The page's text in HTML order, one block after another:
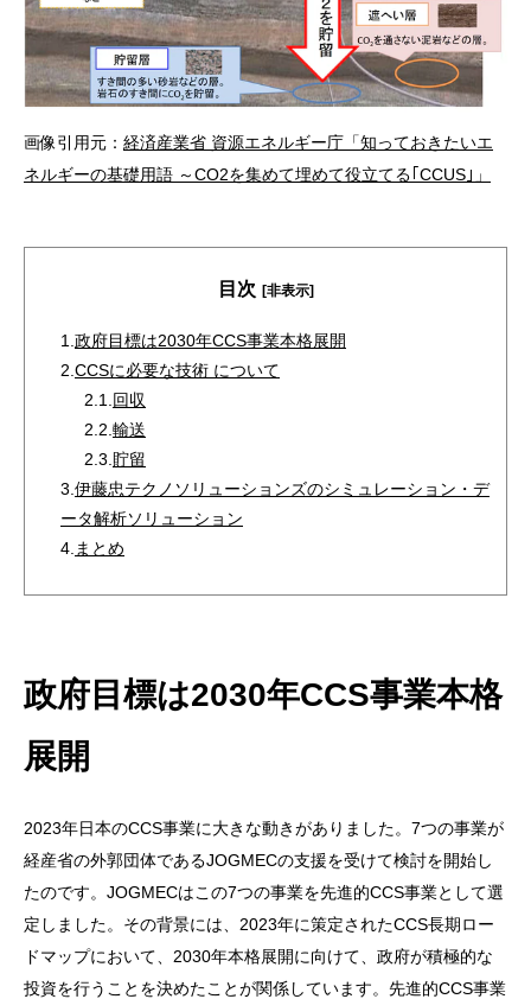
画像引用元： 経済産業省 資源エネルギー庁「知っておきたいエ
ネルギーの基礎用語 ～CO2を集めて埋めて役立てる｢CCUS｣」
目次 [非表示]
1. 政府目標は2030年CCS事業本格展開
2. CCSに必要な技術 について
2.1. 回収
2.2. 輸送
2.3. 貯留
3. 伊藤忠テクノソリューションズのシミュレーション・デ
ータ解析ソリューション
4. まとめ
政府目標は2030年CCS事業本格
展開
2023年日本のCCS事業に大きな動きがありました。7つの事業が
経産省の外郭団体であるJOGMECの支援を受けて検討を開始し
たのです。JOGMECはこの7つの事業を先進的CCS事業として選
定しました。その背景には、2023年に策定されたCCS長期ロー
ドマップにおいて、2030年本格展開に向けて、政府が積極的な
投資を行うことを決めたことが関係しています。先進的CCS事業